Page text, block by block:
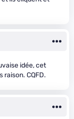
idée, cet
raison. CQFD.